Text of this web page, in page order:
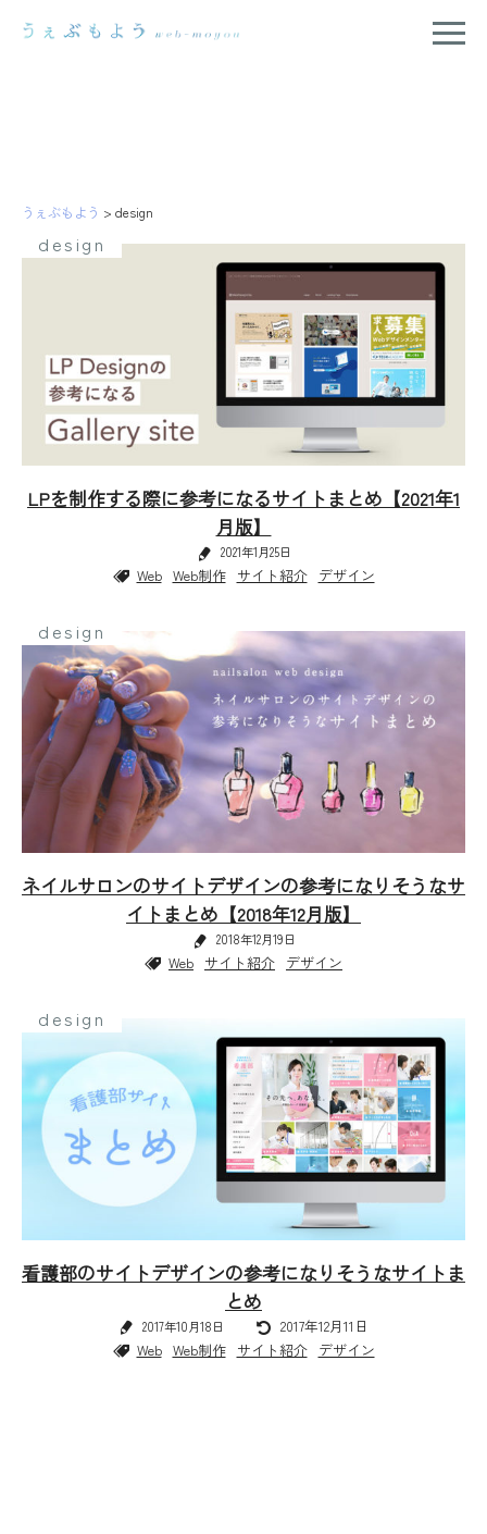
うぇぶもよう > design
design
LPを制作する際に参考になるサイトまとめ【2021年1
月版】
2021年1月25日
Web Web制作 サイト紹介 デザイン
design
ネイルサロンのサイトデザインの参考になりそうなサ
イトまとめ【2018年12月版】
2018年12月19日
Web サイト紹介 デザイン
design
看護部のサイトデザインの参考になりそうなサイトま
とめ
2017年10月18日
2017年12月11日
Web Web制作 サイト紹介 デザイン